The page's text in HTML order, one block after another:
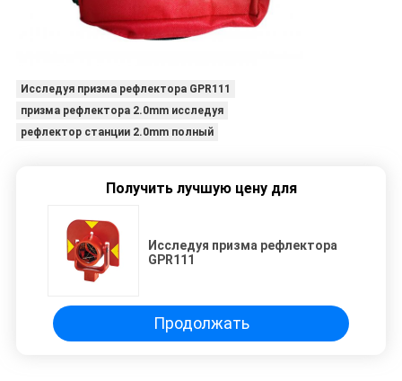
Исследуя призма рефлектора GPR111
призма рефлектора 2.0mm исследуя
рефлектор станции 2.0mm полный
Получить лучшую цену для
Исследуя призма рефлектора
GPR111
Продолжать